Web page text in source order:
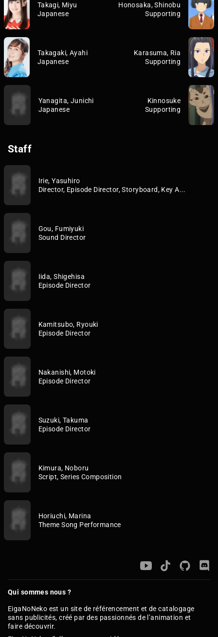
Takagi, Miyu
Japanese
Honosaka, Shinobu
Supporting
Takagaki, Ayahi
Japanese
Karasuma, Ria
Supporting
Yanagita, Junichi
Japanese
Kinnosuke
Supporting
Staff
Irie, Yasuhiro
Director, Episode Director, Storyboard, Key A...
Gou, Fumiyuki
Sound Director
Iida, Shigehisa
Episode Director
Kamitsubo, Ryouki
Episode Director
Nakanishi, Motoki
Episode Director
Suzuki, Takuma
Episode Director
Kimura, Noboru
Script, Series Composition
Horiuchi, Marina
Theme Song Performance
Qui sommes nous ?
EigaNoNeko est un site de référencement et de catalogage
sans publicités, créé par des passionnés de l’animation et
faire découvrir.